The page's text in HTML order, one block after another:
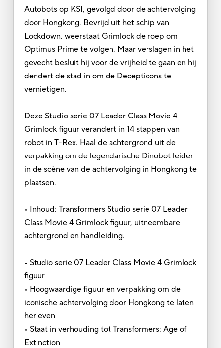
Autobots op KSI, gevolgd door de achtervolging
door Hongkong. Bevrijd uit het schip van
Lockdown, weerstaat Grimlock de roep om
Optimus Prime te volgen. Maar verslagen in het
gevecht besluit hij voor de vrijheid te gaan en hij
dendert de stad in om de Decepticons te
vernietigen.
Deze Studio serie 07 Leader Class Movie 4
Grimlock figuur verandert in 14 stappen van
robot in T-Rex. Haal de achtergrond uit de
verpakking om de legendarische Dinobot leider
in de scène van de achtervolging in Hongkong te
plaatsen.
• Inhoud: Transformers Studio serie 07 Leader
Class Movie 4 Grimlock figuur, uitneembare
achtergrond en handleiding.
• Studio serie 07 Leader Class Movie 4 Grimlock
figuur
• Hoogwaardige figuur en verpakking om de
iconische achtervolging door Hongkong te laten
herleven
• Staat in verhouding tot Transformers: Age of
Extinction